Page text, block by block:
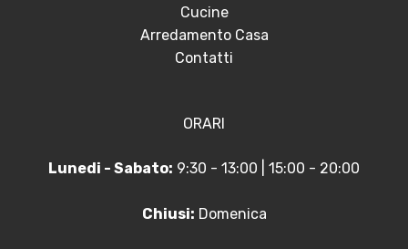
Cucine
Arredamento Casa
Contatti
ORARI
Lunedi - Sabato: 9:30 - 13:00 | 15:00 - 20:00
Chiusi: Domenica